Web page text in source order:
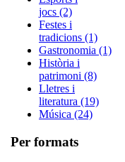
jocs (2)
Festes i
tradicions (1)
Gastronomia (1)
Història i
patrimoni (8)
Lletres i
literatura (19)
Música (24)
Per formats